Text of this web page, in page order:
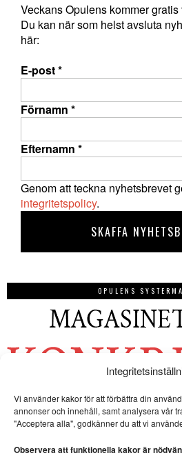
Vi använder kakor för att förbättra din
annonser och innehåll, samt analysera vår
"Acceptera alla", godkänner du att vi
Observera att funktionella kakor är
Veckans Opulens kommer
Du kan när som helst avsluta
här:
E-post*
Förnamn *
Efternamn *
Genom att teckna nyhetsbrevet
integritetspolicy.
OPULENS